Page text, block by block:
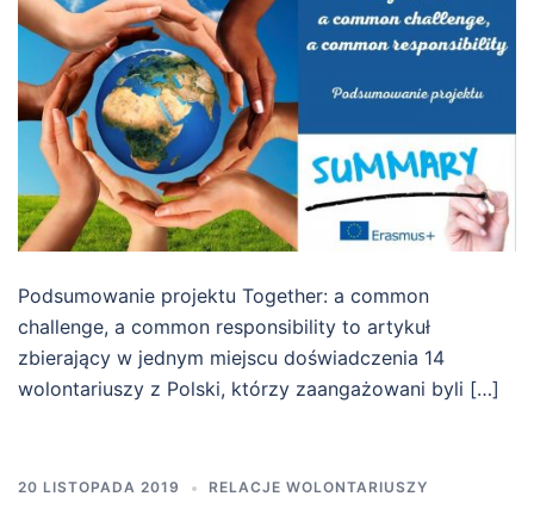
Podsumowanie projektu Together: a common
challenge, a common responsibility to artykuł
zbierający w jednym miejscu doświadczenia 14
wolontariuszy z Polski, którzy zaangażowani byli […]
20 LISTOPADA 2019 RELACJE WOLONTARIUSZY